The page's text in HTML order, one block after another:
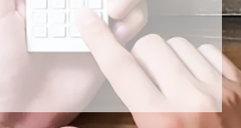
愛顧を賜り、誠にありがとうご
年始休業とさせて頂きます。
(木)～2026年1月8日(木)